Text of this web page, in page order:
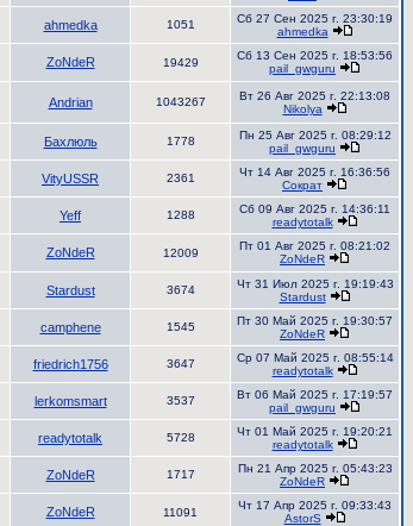
ahmedka 1051
Сб 27 Сен 2025 г. 23:30:19
ahmedka
ZoNdeR 19429
Сб 13 Сен 2025 г. 18:53:56
pail_gwguru
Andrian 1043267
Вт 26 Авг 2025 г. 22:13:08
Nikolya
Бахлюль 1778
Пн 25 Авг 2025 г. 08:29:12
pail_gwguru
VityUSSR 2361
Чт 14 Авг 2025 г. 16:36:56
Сократ
Yeff 1288
Сб 09 Авг 2025 г. 14:36:11
readytotalk
ZoNdeR 12009
Пт 01 Авг 2025 г. 08:21:02
ZoNdeR
Stardust 3674
Чт 31 Июл 2025 г. 19:19:43
Stardust
camphene 1545
Пт 30 Май 2025 г. 19:30:57
ZoNdeR
friedrich1756 3647
Ср 07 Май 2025 г. 08:55:14
readytotalk
lerkomsmart 3537
Вт 06 Май 2025 г. 17:19:57
pail_gwguru
readytotalk 5728
Чт 01 Май 2025 г. 19:20:21
readytotalk
ZoNdeR 1717
Пн 21 Апр 2025 г. 05:43:23
ZoNdeR
ZoNdeR 11091
Чт 17 Апр 2025 г. 09:33:43
AstorS